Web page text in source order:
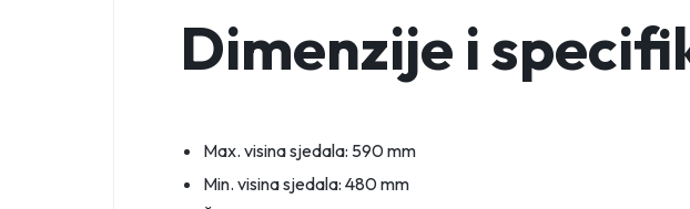
Dimenzije i
Max. visina sjedala: 590 mm
Min. visina sjedala: 480 mm